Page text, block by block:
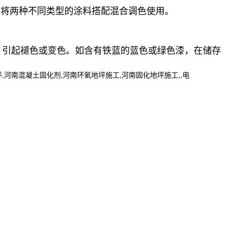
种不同类型的涂料搭配混合调色使用。
起褪色或变色。如含有铁蓝的蓝色或绿色漆，在储存
南混凝土固化剂,河南环氧地坪施工,河南固化地坪施工,,电